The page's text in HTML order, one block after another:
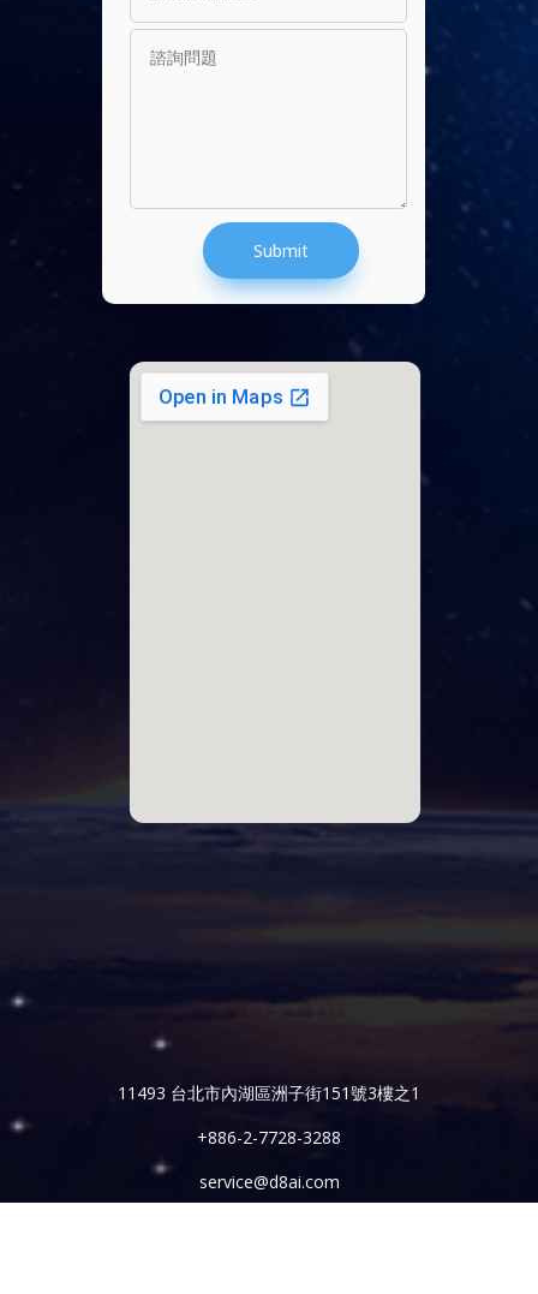
Submit
11493 台北市內湖區洲子街151號3樓之1
+886-2-7728-3288
service@d8ai.com